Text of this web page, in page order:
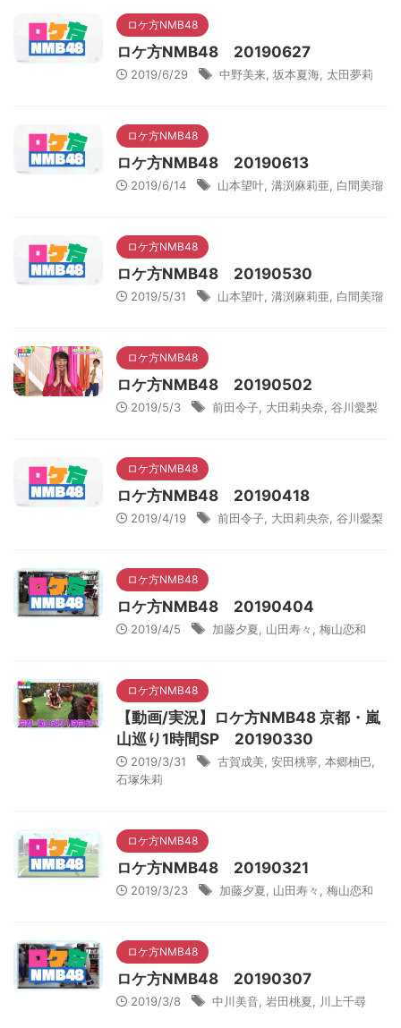
ロケ方NMB48
ロケ方NMB48 20190627
2019/6/29 中野美来 坂本夏海 太田夢莉
ロケ方NMB48
ロケ方NMB48 20190613
2019/6/14 山本望叶 溝渕麻莉亜 白間美瑠
ロケ方NMB48
ロケ方NMB48 20190530
2019/5/31 山本望叶 溝渕麻莉亜 白間美瑠
ロケ方NMB48
ロケ方NMB48 20190502
2019/5/3 前田令子 大田莉央奈 谷川愛梨
ロケ方NMB48
ロケ方NMB48 20190418
2019/4/19 前田令子 大田莉央奈 谷川愛梨
ロケ方NMB48
ロケ方NMB48 20190404
2019/4/5 加藤夕夏 山田寿々 梅山恋和
ロケ方NMB48
【動画/実況】ロケ方NMB48 京都・嵐
山巡り1時間SP 20190330
2019/3/31 古賀成美 安田桃寧 本郷柚巴
石塚朱莉
ロケ方NMB48
ロケ方NMB48 20190321
2019/3/23 加藤夕夏 山田寿々 梅山恋和
ロケ方NMB48
ロケ方NMB48 20190307
2019/3/8 中川美音 岩田桃夏 川上千尋